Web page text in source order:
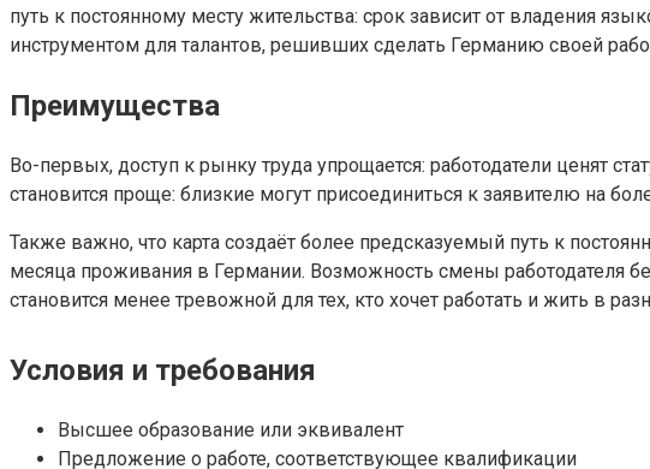
путь к постоянному месту жительства: срок зависит от владения
инструментом для талантов, решивших сделать Германию своей
Преимущества
Во-первых, доступ к рынку труда упрощается: работодатели ценят
становится проще: близкие могут присоединиться к заявителю на
Также важно, что карта создаёт более предсказуемый путь к
месяца проживания в Германии. Возможность смены работодателя
становится менее тревожной для тех, кто хочет работать и жить в
Условия и требования
Высшее образование или эквивалент
Предложение о работе, соответствующее квалификации